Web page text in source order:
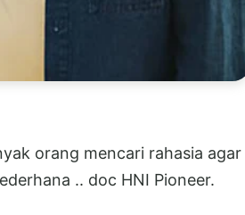
orang mencari rahasia agar
.. doc HNI Pioneer.